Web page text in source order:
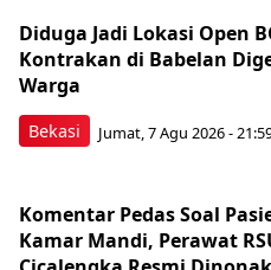
Bekasi
Diduga Jadi Lokasi Open
Kontrakan di Babelan
Warga
Jumat, 7 Agu 2026 -
Komentar Pedas Soal
Kamar Mandi, Perawat